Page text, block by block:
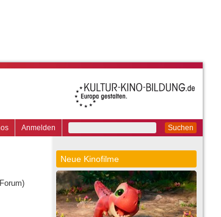
Suchen
Anmelden
Neue Kinofilme